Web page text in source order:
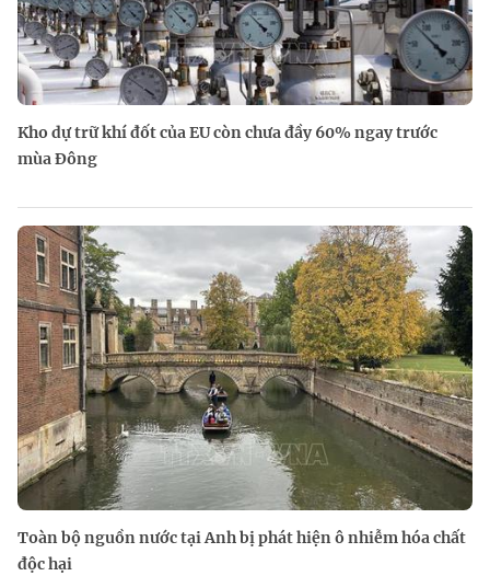
Kho dự trữ khí đốt của EU còn chưa đầy 60% ngay trước
mùa Đông
Toàn bộ nguồn nước tại Anh bị phát hiện ô nhiễm hóa chất
độc hại